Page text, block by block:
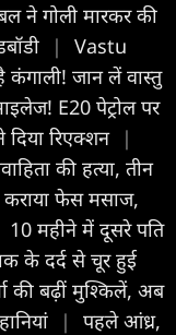
ने गोली मारकर की
|
Vastu
कंगाली! जान लें वास्तु
E20 पेट्रोल पर
दिया रिएक्शन |
की हत्या, तीन
फेस मसाज,
10 महीने में दूसरे पति
के दर्द से चूर हुई
की बढ़ीं मुश्किलें, अब
|
पहले आंध्र,